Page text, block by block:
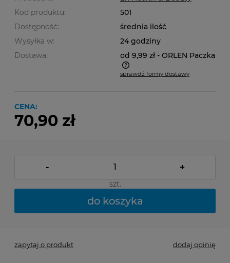
Kod produktu:
501
Dostępność:
średnia ilość
Wysyłka w:
24 godziny
Dostawa:
od 9,99 zł - ORLEN Paczka
Cena nie zawiera ewentualnych kosztów płatności
sprawdź formy dostawy
CENA:
70,90 zł
- +
szt.
do koszyka
zapytaj o produkt dodaj opinię